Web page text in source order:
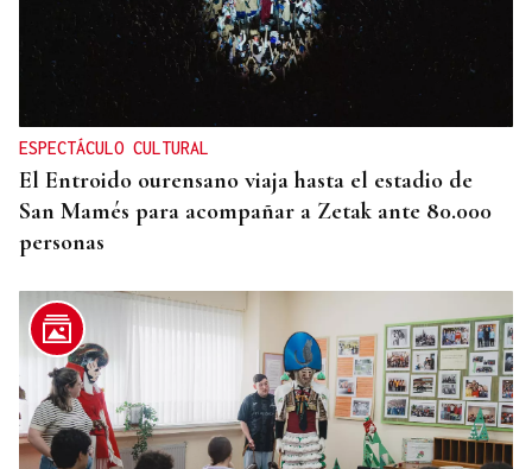
ESPECTÁCULO CULTURAL
El Entroido ourensano viaja hasta el estadio de
San Mamés para acompañar a Zetak ante 80.000
personas